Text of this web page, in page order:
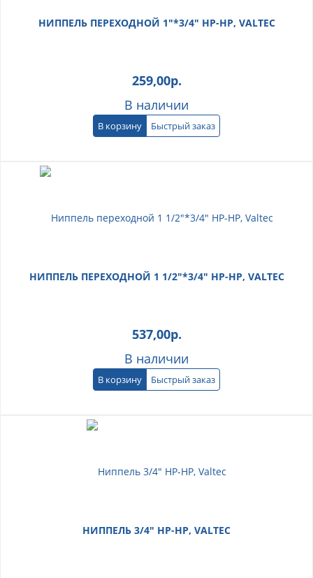
НИППЕЛЬ ПЕРЕХОДНОЙ 1"*3/4" НР-НР, VALTEC
259,00р.
В наличии
В корзину Быстрый заказ
НИППЕЛЬ ПЕРЕХОДНОЙ 1 1/2"*3/4" НР-НР, VALTEC
537,00р.
В наличии
В корзину Быстрый заказ
НИППЕЛЬ 3/4" НР-НР, VALTEC